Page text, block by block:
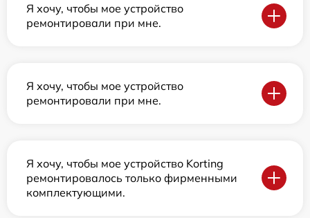
Я хочу, чтобы мое устройство
ремонтировали при мне.
Я хочу, чтобы мое устройство
ремонтировали при мне.
Я хочу, чтобы мое устройство Korting
ремонтировалось только фирменными
комплектующими.